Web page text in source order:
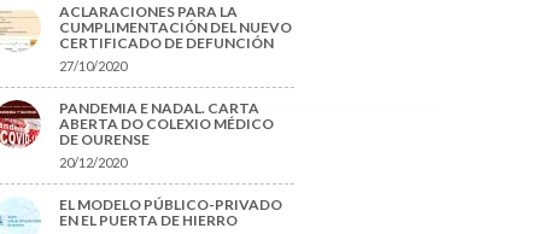
ACLARACIONES PARA LA
CUMPLIMENTACIÓN DEL NUEVO
CERTIFICADO DE DEFUNCIÓN
27/10/2020
PANDEMIA E NADAL. CARTA
ABERTA DO COLEXIO MÉDICO
DE OURENSE
20/12/2020
EL MODELO PÚBLICO-PRIVADO
EN EL PUERTA DE HIERRO